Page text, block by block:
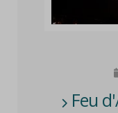
Feu